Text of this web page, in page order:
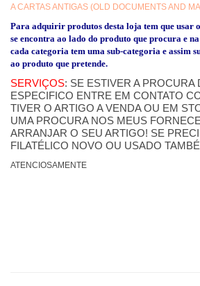
A CARTAS ANTIGAS (OLD DOCUMENTS AND
Para adquirir produtos desta loja tem que usar
se encontra ao lado do produto que procura e
cada categoria tem uma sub-categoria e assim
ao produto que pretende.
SERVIÇOS: SE ESTIVER A PROCURA
ESPECIFICO ENTRE EM CONTATO
TIVER O ARTIGO A VENDA OU EM
UMA PROCURA NOS MEUS
ARRANJAR O SEU ARTIGO! SE
FILATÉLICO NOVO OU USADO
ATENCIOSAMENTE